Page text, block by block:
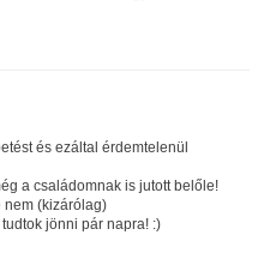
és ezáltal érdemtelenül
a családomnak is jutott belőle!
nem (kizárólag)
jönni pár napra! :)